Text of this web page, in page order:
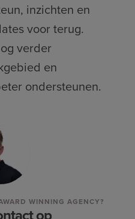
inzichten en
voor terug.
verder
en
ondersteunen.
WINNING AGENCY?